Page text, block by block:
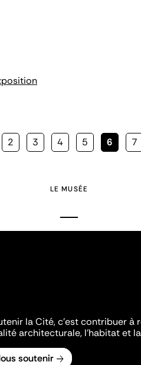
Page
2 Page
3 Page
4 Page
5
Page
6 7
LE MUSÉE
la Cité, c'est contribuer à
architecturale, l'habitat et
soutenir